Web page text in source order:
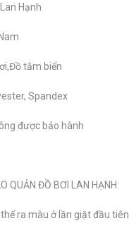
Hạnh
tắm biển
Spandex
được bảo hành
QUẢN ĐỒ BƠI LAN HẠNH:
ra màu ở lần giặt đầu tiên.